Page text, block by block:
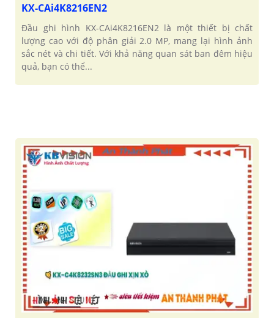
KX-CAi4K8216EN2
Đầu ghi hình KX-CAi4K8216EN2 là một thiết bị chất
lượng cao với độ phân giải 2.0 MP, mang lại hình ảnh
sắc nét và chi tiết. Với khả năng quan sát ban đêm hiệu
quả, bạn có thể...